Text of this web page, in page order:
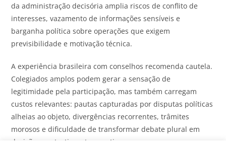
da administração decisória amplia riscos de conflito de
interesses, vazamento de informações sensíveis e
barganha política sobre operações que exigem
previsibilidade e motivação técnica.
A experiência brasileira com conselhos recomenda cautela.
Colegiados amplos podem gerar a sensação de
legitimidade pela participação, mas também carregam
custos relevantes: pautas capturadas por disputas políticas
alheias ao objeto, divergências recorrentes, trâmites
morosos e dificuldade de transformar debate plural em
decisão construtiva e tempestiva.